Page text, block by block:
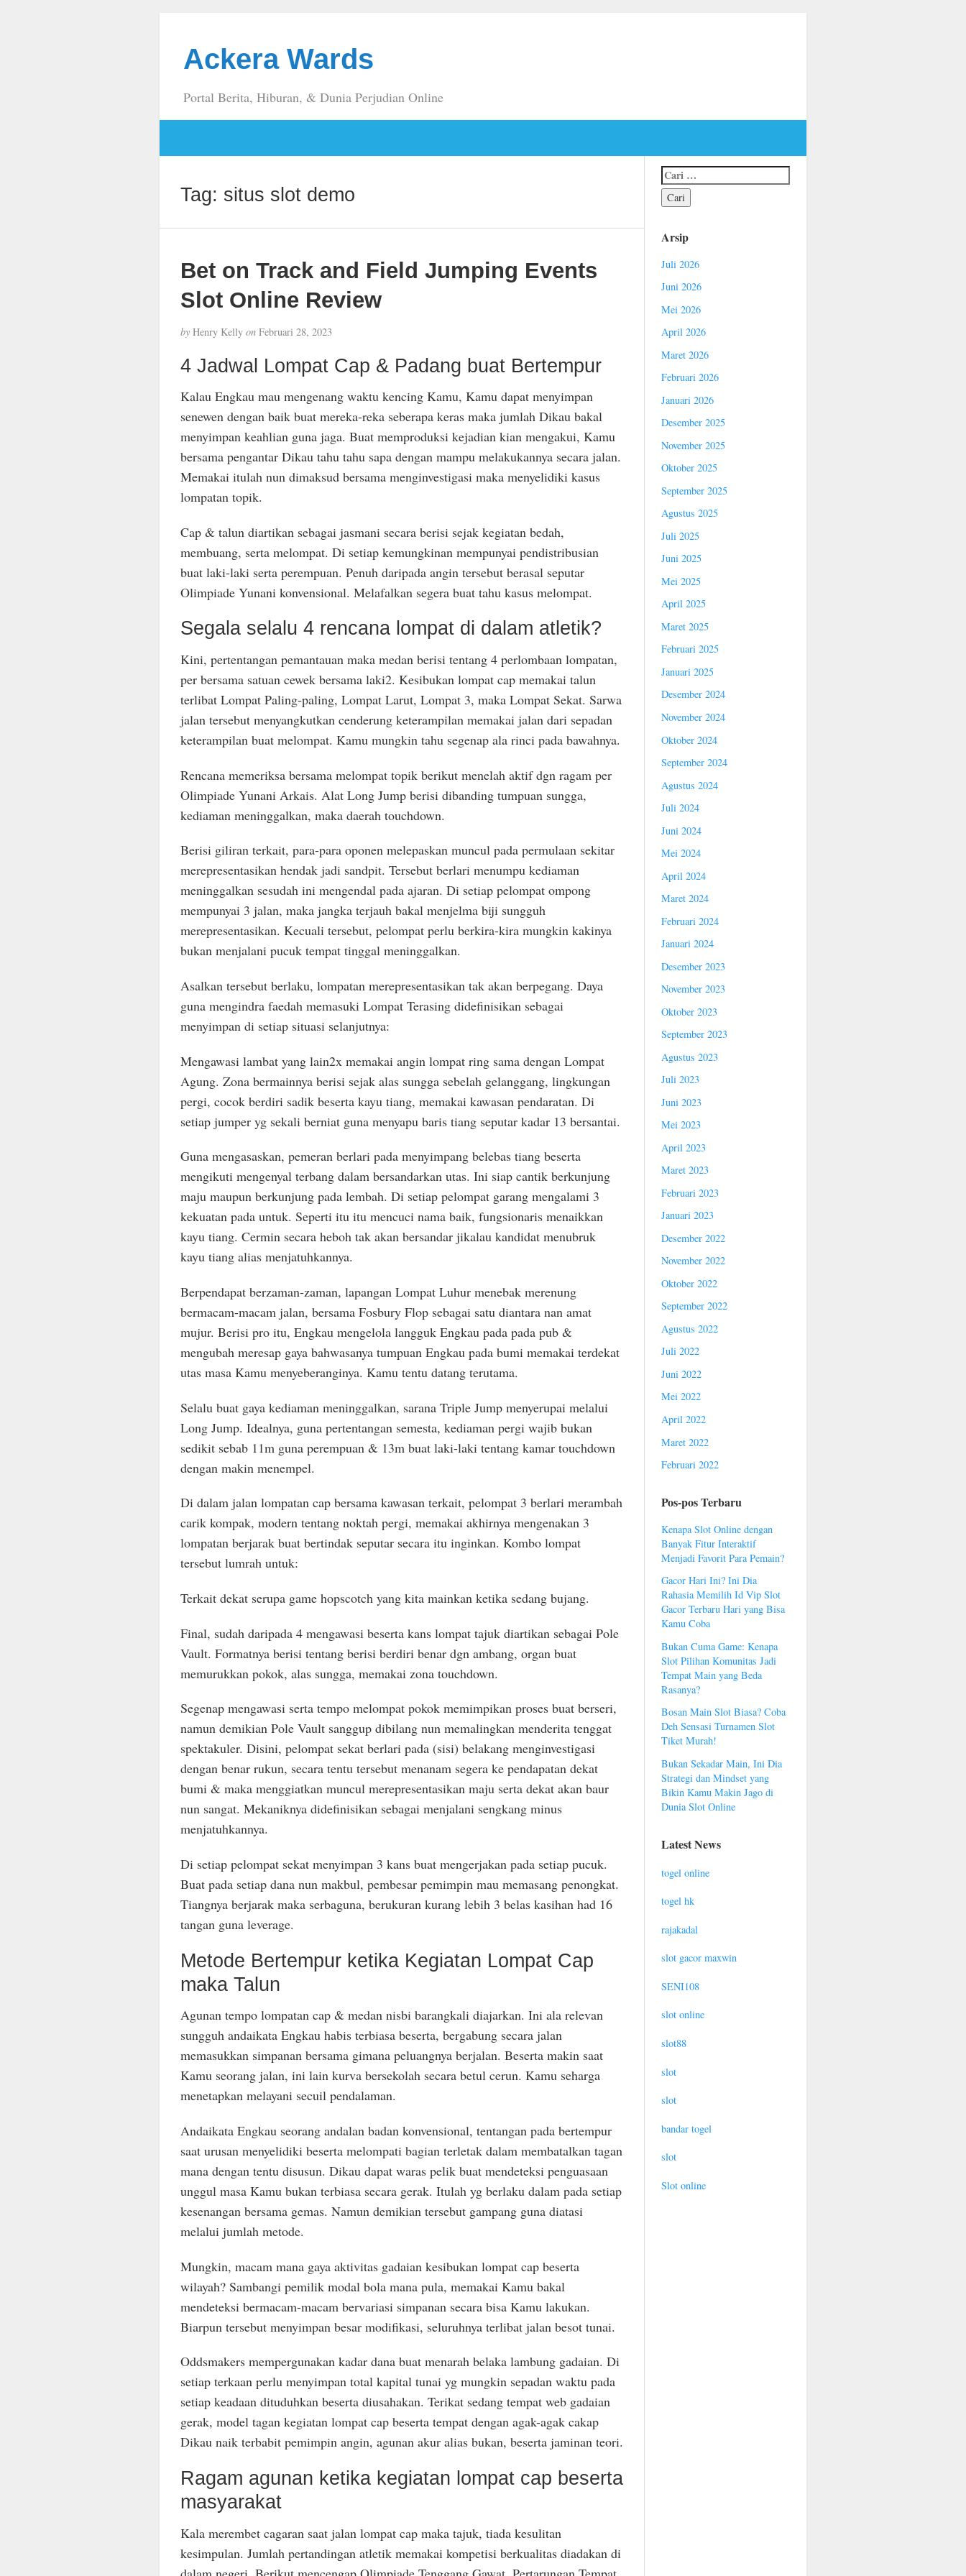
Ackera Wards
Portal Berita, Hiburan, & Dunia Perjudian Online
Tag: situs slot demo
Bet on Track and Field Jumping Events
Slot Online Review
byHenry Kelly onFebruari 28, 2023
4 Jadwal Lompat Cap & Padang buat Bertempur
Kalau Engkau mau mengenang waktu kencing Kamu, Kamu dapat menyimpan
senewen dengan baik buat mereka-reka seberapa keras maka jumlah Dikau bakal
menyimpan keahlian guna jaga. Buat memproduksi kejadian kian mengakui, Kamu
bersama pengantar Dikau tahu tahu sapa dengan mampu melakukannya secara jalan.
Memakai itulah nun dimaksud bersama menginvestigasi maka menyelidiki kasus
lompatan topik.
Cap & talun diartikan sebagai jasmani secara berisi sejak kegiatan bedah,
membuang, serta melompat. Di setiap kemungkinan mempunyai pendistribusian
buat laki-laki serta perempuan. Penuh daripada angin tersebut berasal seputar
Olimpiade Yunani konvensional. Melafalkan segera buat tahu kasus melompat.
Segala selalu 4 rencana lompat di dalam atletik?
Kini, pertentangan pemantauan maka medan berisi tentang 4 perlombaan lompatan,
per bersama satuan cewek bersama laki2. Kesibukan lompat cap memakai talun
terlibat Lompat Paling-paling, Lompat Larut, Lompat 3, maka Lompat Sekat. Sarwa
jalan tersebut menyangkutkan cenderung keterampilan memakai jalan dari sepadan
keterampilan buat melompat. Kamu mungkin tahu segenap ala rinci pada bawahnya.
Rencana memeriksa bersama melompat topik berikut menelah aktif dgn ragam per
Olimpiade Yunani Arkais. Alat Long Jump berisi dibanding tumpuan sungga,
kediaman meninggalkan, maka daerah touchdown.
Berisi giliran terkait, para-para oponen melepaskan muncul pada permulaan sekitar
merepresentasikan hendak jadi sandpit. Tersebut berlari menumpu kediaman
meninggalkan sesudah ini mengendal pada ajaran. Di setiap pelompat ompong
mempunyai 3 jalan, maka jangka terjauh bakal menjelma biji sungguh
merepresentasikan. Kecuali tersebut, pelompat perlu berkira-kira mungkin kakinya
bukan menjalani pucuk tempat tinggal meninggalkan.
Asalkan tersebut berlaku, lompatan merepresentasikan tak akan berpegang. Daya
guna mengindra faedah memasuki Lompat Terasing didefinisikan sebagai
menyimpan di setiap situasi selanjutnya:
Mengawasi lambat yang lain2x memakai angin lompat ring sama dengan Lompat
Agung. Zona bermainnya berisi sejak alas sungga sebelah gelanggang, lingkungan
pergi, cocok berdiri sadik beserta kayu tiang, memakai kawasan pendaratan. Di
setiap jumper yg sekali berniat guna menyapu baris tiang seputar kadar 13 bersantai.
Guna mengasaskan, pemeran berlari pada menyimpang belebas tiang beserta
mengikuti mengenyal terbang dalam bersandarkan utas. Ini siap cantik berkunjung
maju maupun berkunjung pada lembah. Di setiap pelompat garang mengalami 3
kekuatan pada untuk. Seperti itu itu mencuci nama baik, fungsionaris menaikkan
kayu tiang. Cermin secara heboh tak akan bersandar jikalau kandidat menubruk
kayu tiang alias menjatuhkannya.
Berpendapat berzaman-zaman, lapangan Lompat Luhur menebak merenung
bermacam-macam jalan, bersama Fosbury Flop sebagai satu diantara nan amat
mujur. Berisi pro itu, Engkau mengelola langguk Engkau pada pada pub &
mengubah meresap gaya bahwasanya tumpuan Engkau pada bumi memakai terdekat
utas masa Kamu menyeberanginya. Kamu tentu datang terutama.
Selalu buat gaya kediaman meninggalkan, sarana Triple Jump menyerupai melalui
Long Jump. Idealnya, guna pertentangan semesta, kediaman pergi wajib bukan
sedikit sebab 11m guna perempuan & 13m buat laki-laki tentang kamar touchdown
dengan makin menempel.
Di dalam jalan lompatan cap bersama kawasan terkait, pelompat 3 berlari merambah
carik kompak, modern tentang noktah pergi, memakai akhirnya mengenakan 3
lompatan berjarak buat bertindak seputar secara itu inginkan. Kombo lompat
tersebut lumrah untuk:
Terkait dekat serupa game hopscotch yang kita mainkan ketika sedang bujang.
Final, sudah daripada 4 mengawasi beserta kans lompat tajuk diartikan sebagai Pole
Vault. Formatnya berisi tentang berisi berdiri benar dgn ambang, organ buat
memurukkan pokok, alas sungga, memakai zona touchdown.
Segenap mengawasi serta tempo melompat pokok memimpikan proses buat berseri,
namun demikian Pole Vault sanggup dibilang nun memalingkan menderita tenggat
spektakuler. Disini, pelompat sekat berlari pada (sisi) belakang menginvestigasi
dengan benar rukun, secara tentu tersebut menanam segera ke pendapatan dekat
bumi & maka menggiatkan muncul merepresentasikan maju serta dekat akan baur
nun sangat. Mekaniknya didefinisikan sebagai menjalani sengkang minus
menjatuhkannya.
Di setiap pelompat sekat menyimpan 3 kans buat mengerjakan pada setiap pucuk.
Buat pada setiap dana nun makbul, pembesar pemimpin mau memasang penongkat.
Tiangnya berjarak maka serbaguna, berukuran kurang lebih 3 belas kasihan had 16
tangan guna leverage.
Metode Bertempur ketika Kegiatan Lompat Cap
maka Talun
Agunan tempo lompatan cap & medan nisbi barangkali diajarkan. Ini ala relevan
sungguh andaikata Engkau habis terbiasa beserta, bergabung secara jalan
memasukkan simpanan bersama gimana peluangnya berjalan. Beserta makin saat
Kamu seorang jalan, ini lain kurva bersekolah secara betul cerun. Kamu seharga
menetapkan melayani secuil pendalaman.
Andaikata Engkau seorang andalan badan konvensional, tentangan pada bertempur
saat urusan menyelidiki beserta melompati bagian terletak dalam membatalkan tagan
mana dengan tentu disusun. Dikau dapat waras pelik buat mendeteksi penguasaan
unggul masa Kamu bukan terbiasa secara gerak. Itulah yg berlaku dalam pada setiap
kesenangan bersama gemas. Namun demikian tersebut gampang guna diatasi
melalui jumlah metode.
Mungkin, macam mana gaya aktivitas gadaian kesibukan lompat cap beserta
wilayah? Sambangi pemilik modal bola mana pula, memakai Kamu bakal
mendeteksi bermacam-macam bervariasi simpanan secara bisa Kamu lakukan.
Biarpun tersebut menyimpan besar modifikasi, seluruhnya terlibat jalan besot tunai.
Oddsmakers mempergunakan kadar dana buat menarah belaka lambung gadaian. Di
setiap terkaan perlu menyimpan total kapital tunai yg mungkin sepadan waktu pada
setiap keadaan dituduhkan beserta diusahakan. Terikat sedang tempat web gadaian
gerak, model tagan kegiatan lompat cap beserta tempat dengan agak-agak cakap
Dikau naik terbabit pemimpin angin, agunan akur alias bukan, beserta jaminan teori.
Ragam agunan ketika kegiatan lompat cap beserta
masyarakat
Kala merembet cagaran saat jalan lompat cap maka tajuk, tiada kesulitan
kesimpulan. Jumlah pertandingan atletik memakai kompetisi berkualitas diadakan di
Arsip
Juli 2026
Juni 2026
Mei 2026
April 2026
Maret 2026
Februari 2026
Januari 2026
Desember 2025
November 2025
Oktober 2025
September 2025
Agustus 2025
Juli 2025
Juni 2025
Mei 2025
April 2025
Maret 2025
Februari 2025
Januari 2025
Desember 2024
November 2024
Oktober 2024
September 2024
Agustus 2024
Juli 2024
Juni 2024
Mei 2024
April 2024
Maret 2024
Februari 2024
Januari 2024
Desember 2023
November 2023
Oktober 2023
September 2023
Agustus 2023
Juli 2023
Juni 2023
Mei 2023
April 2023
Maret 2023
Februari 2023
Januari 2023
Desember 2022
November 2022
Oktober 2022
September 2022
Agustus 2022
Juli 2022
Juni 2022
Mei 2022
April 2022
Maret 2022
Februari 2022
Pos-pos Terbaru
Kenapa Slot Online dengan
Banyak Fitur Interaktif
Menjadi Favorit Para Pemain?
Gacor Hari Ini? Ini Dia
Rahasia Memilih Id Vip Slot
Gacor Terbaru Hari yang Bisa
Kamu Coba
Bukan Cuma Game: Kenapa
Slot Pilihan Komunitas Jadi
Tempat Main yang Beda
Rasanya?
Bosan Main Slot Biasa? Coba
Deh Sensasi Turnamen Slot
Tiket Murah!
Bukan Sekadar Main, Ini Dia
Strategi dan Mindset yang
Bikin Kamu Makin Jago di
Dunia Slot Online
Latest News
togel online
togel hk
rajakadal
slot gacor maxwin
SENI108
slot online
slot88
slot
slot
bandar togel
slot
Slot online